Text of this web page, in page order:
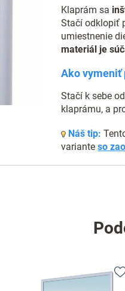
Klaprám sa
Stačí odklopiť
umiestnenie
materiál je
Ako vymeniť
Stačí k sebe
klaprámu, a
Náš tip:
varianteso